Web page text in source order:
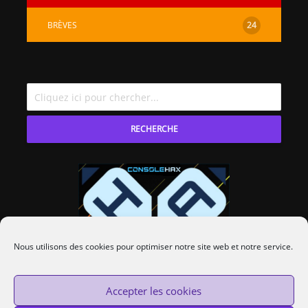
Nous utilisons des cookies pour optimiser notre site web et notre service.
Accepter les cookies
BRÈVES 24
RECHERCHE